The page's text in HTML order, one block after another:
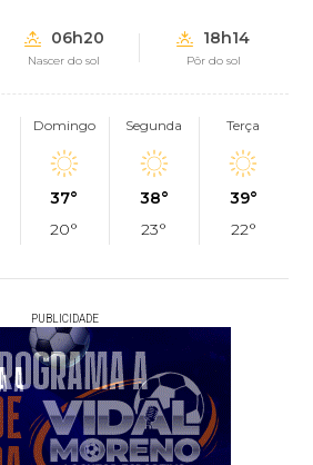
06h20
Nascer do sol
18h14
Pôr do sol
Domingo
37°
20°
Segunda
38°
23°
Terça
39°
22°
PUBLICIDADE